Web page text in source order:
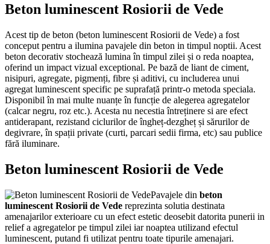
Beton luminescent Rosiorii de Vede
Acest tip de beton (beton luminescent Rosiorii de Vede) a fost
conceput pentru a ilumina pavajele din beton in timpul noptii. Acest
beton decorativ stochează lumina în timpul zilei și o reda noaptea,
oferind un impact vizual exceptional. Pe bază de liant de ciment,
nisipuri, agregate, pigmenți, fibre și aditivi, cu includerea unui
agregat luminescent specific pe suprafață printr-o metoda speciala.
Disponibil în mai multe nuanțe în funcție de alegerea agregatelor
(calcar negru, roz etc.). Acesta nu necestia întreținere si are efect
antiderapant, rezistand ciclurilor de îngheț-dezgheț și sărurilor de
degivrare, în spații private (curti, parcari sedii firma, etc) sau publice
fără iluminare.
Beton luminescent Rosiorii de Vede
Pavajele din beton
luminescent Rosiorii de Vede reprezinta solutia destinata
amenajarilor exterioare cu un efect estetic deosebit datorita punerii in
relief a agregatelor pe timpul zilei iar noaptea utilizand efectul
luminescent, putand fi utilizat pentru toate tipurile amenajari.